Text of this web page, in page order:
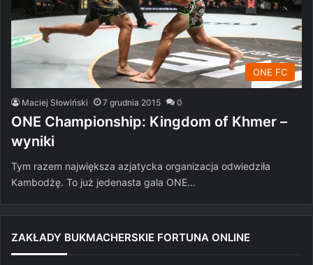
ONE FC
Maciej Słowiński 7 grudnia 2015 0
ONE Championship: Kingdom of Khmer –
wyniki
Tym razem największa azjatycka organizacja odwiedziła
Kambodżę. To już jedenasta gala ONE…
ZAKŁADY BUKMACHERSKIE FORTUNA ONLINE